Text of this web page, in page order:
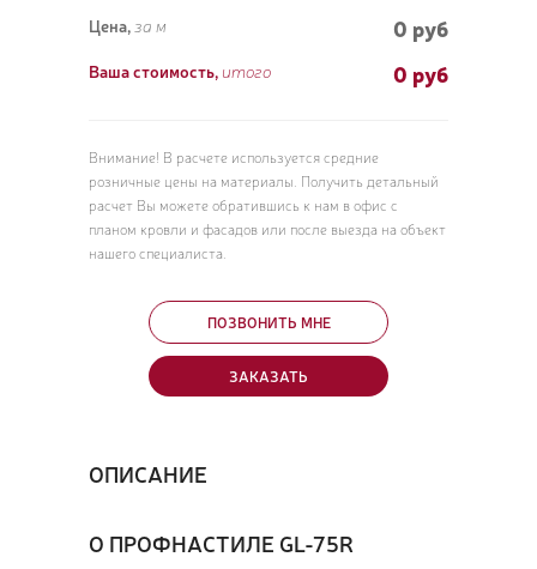
Цена, за м 0 руб
Ваша стоимость, итого 0 руб
Внимание! В расчете используется средние
розничные цены на материалы. Получить детальный
расчет Вы можете обратившись к нам в офис с
планом кровли и фасадов или после выезда на объект
нашего специалиста.
ПОЗВОНИТЬ МНЕ
ЗАКАЗАТЬ
ОПИСАНИЕ
О ПРОФНАСТИЛЕ GL-75R